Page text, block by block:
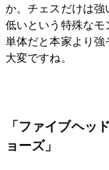
か。チェスだけは強
低いという特殊な
単体だと本家より
大変ですね。
「ファイブヘッ
ョーズ」